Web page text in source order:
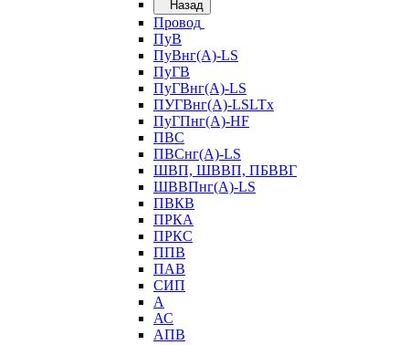
Назад
Провод
ПуВ
ПуВнг(А)-LS
ПуГВ
ПуГВнг(А)-LS
ПУГВнг(А)-LSLTx
ПуГПнг(А)-HF
ПВС
ПВСнг(А)-LS
ШВП, ШВВП, ПБВВГ
ШВВПнг(А)-LS
ПВКВ
ПРКА
ПРКС
ППВ
ПАВ
СИП
А
АС
АПВ